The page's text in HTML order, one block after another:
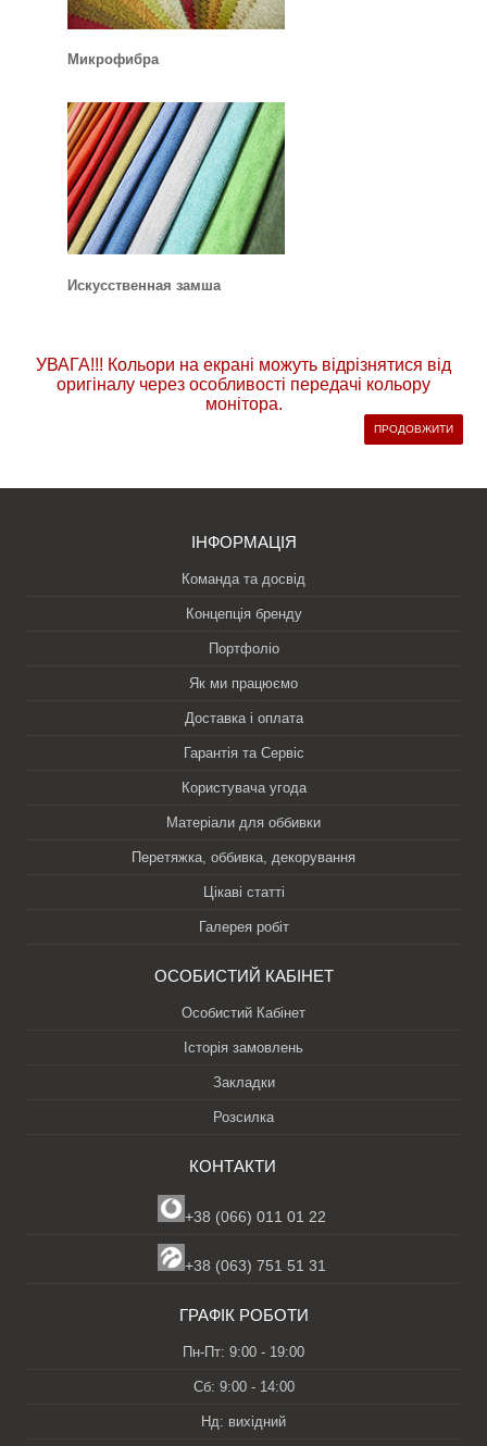
Микрофибра
Искусственная замша
УВАГА!!! Кольори на екрані можуть відрізнятися від
оригіналу через особливості передачі кольору
монітора.
ПРОДОВЖИТИ
ІНФОРМАЦІЯ
Команда та досвід
Концепція бренду
Портфоліо
Як ми працюємо
Доставка і оплата
Гарантія та Сервіс
Користувача угода
Матеріали для оббивки
Перетяжка, оббивка, декорування
Цікаві статті
Галерея робіт
ОСОБИСТИЙ КАБІНЕТ
Особистий Кабінет
Історія замовлень
Закладки
Розсилка
КОНТАКТИ
+38 (066) 011 01 22
+38 (063) 751 51 31
ГРАФІК РОБОТИ
Пн-Пт: 9:00 - 19:00
Сб: 9:00 - 14:00
Нд: вихідний